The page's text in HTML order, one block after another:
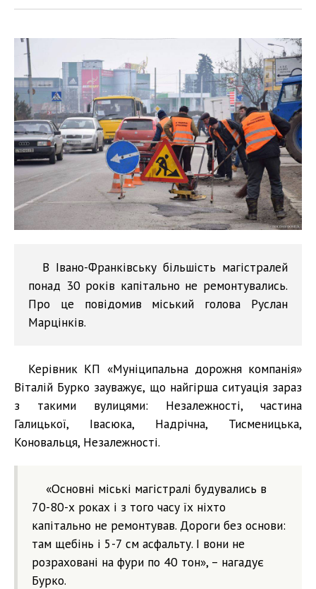
В Івано-Франківську більшість магістралей
понад 30 років капітально не ремонтувались.
Про це повідомив міський голова Руслан
Марцінків.
Керівник КП «Муніципальна дорожня компанія»
Віталій Бурко зауважує, що найгірша ситуація зараз
з такими вулицями: Незалежності, частина
Галицької, Івасюка, Надрічна, Тисменицька,
Коновальця, Незалежності.
«Основні міські магістралі будувались в
70-80-х роках і з того часу їх ніхто
капітально не ремонтував. Дороги без основи:
там щебінь і 5-7 см асфальту. І вони не
розраховані на фури по 40 тон», – нагадує
Бурко.